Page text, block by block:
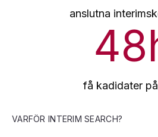
anslutna
48
få kadidater
VARFÖR INTERIM SEARCH?